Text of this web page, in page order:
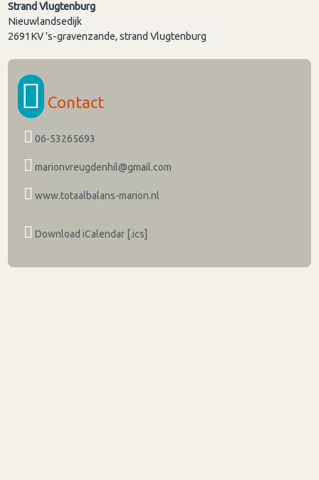
Strand Vlugtenburg
Nieuwlandsedijk
2691KV's-gravenzande, strand Vlugtenburg
Contact
06-53265693
marionvreugdenhil@gmail.com
www.totaalbalans-marion.nl
Download iCalendar [.ics]